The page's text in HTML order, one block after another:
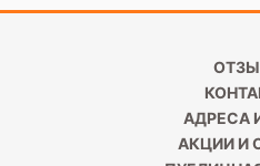
АДРЕСА
АКЦИИ И